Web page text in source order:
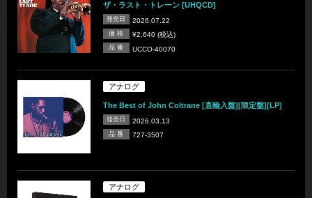
ザ・ラスト・トレーン [UHQCD]
発売日 2026.07.22
価 格 ¥2,640 (税込)
品 番 UCCO-40070
アナログ
The Best of John Coltrane [直輸入盤][限定盤][LP]
発売日 2026.03.13
品 番 727-3507
アナログ